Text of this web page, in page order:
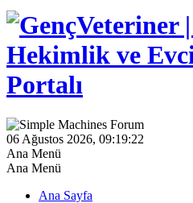
06 Ağustos 2026, 09:19:22
Ana Menü
Ana Menü
Ana Sayfa